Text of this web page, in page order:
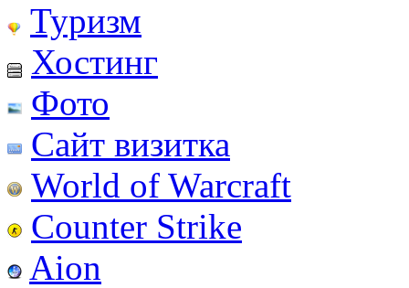
Туризм
Хостинг
Фото
Сайт визитка
World of Warcraft
Counter Strike
Aion